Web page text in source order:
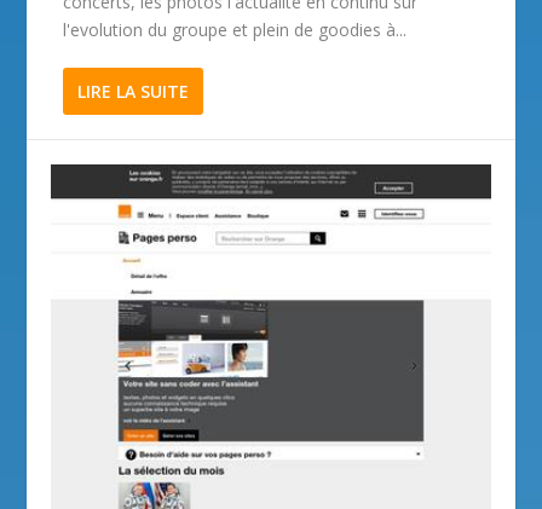
l'evolution du groupe et plein de goodies à...
LIRE LA SUITE